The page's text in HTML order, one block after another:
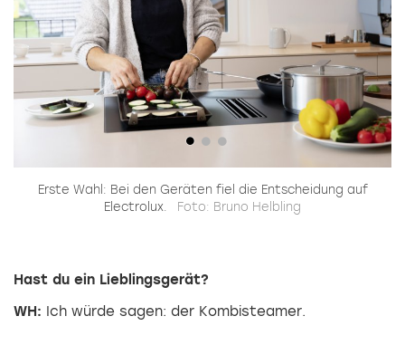
Erste Wahl: Bei den Geräten fiel die Entscheidung auf
Electrolux.
Foto: Bruno Helbling
Hast du ein Lieblingsgerät?
WH: Ich würde sagen: der Kombisteamer.